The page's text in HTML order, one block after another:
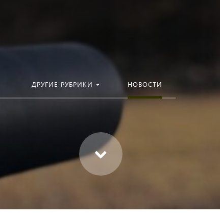
ДРУГИЕ РУБРИКИ НОВОСТИ